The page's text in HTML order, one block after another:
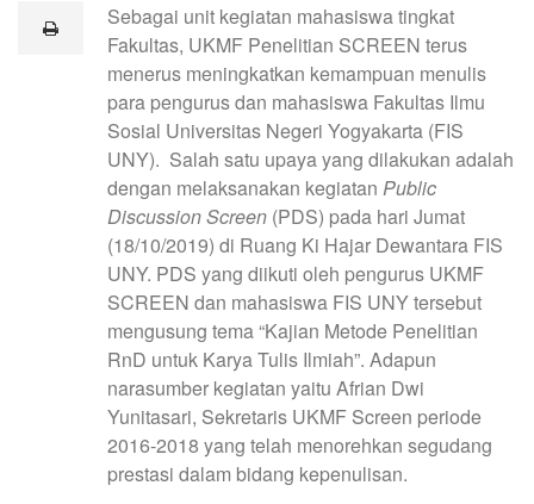
lprint
Sebagai unit kegiatan mahasiswa tingkat
Fakultas, UKMF Penelitian SCREEN terus
menerus meningkatkan kemampuan menulis
para pengurus dan mahasiswa Fakultas Ilmu
Sosial Universitas Negeri Yogyakarta (FIS
UNY). Salah satu upaya yang dilakukan adalah
dengan melaksanakan kegiatan Public
Discussion Screen (PDS) pada hari Jumat
(18/10/2019) di Ruang Ki Hajar Dewantara FIS
UNY. PDS yang diikuti oleh pengurus UKMF
SCREEN dan mahasiswa FIS UNY tersebut
mengusung tema “Kajian Metode Penelitian
RnD untuk Karya Tulis Ilmiah”. Adapun
narasumber kegiatan yaitu Afrian Dwi
Yunitasari, Sekretaris UKMF Screen periode
2016-2018 yang telah menorehkan segudang
prestasi dalam bidang kepenulisan.